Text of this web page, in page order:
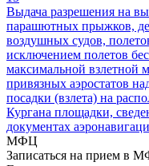
Выдача разрешения на
парашютных прыжков,
воздушных судов,
исключением полетов
максимальной взлетной
привязных аэростатов
посадки (взлета) на
Кургана площадки,
документах
МФЦ
Записаться на прием в